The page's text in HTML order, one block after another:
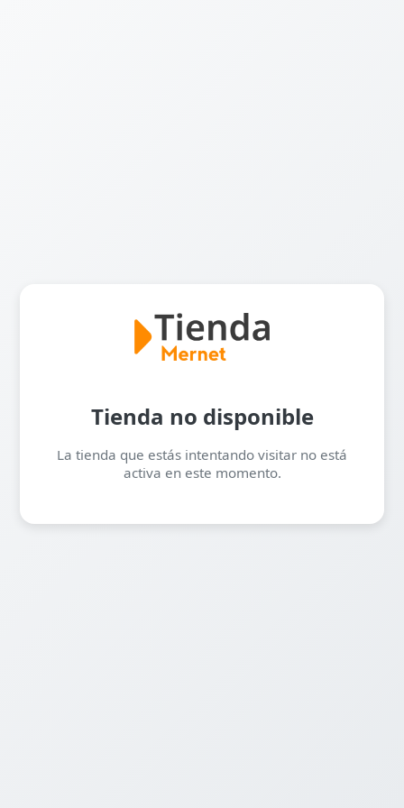
Tienda no disponible
La tienda que estás intentando visitar no está
activa en este momento.